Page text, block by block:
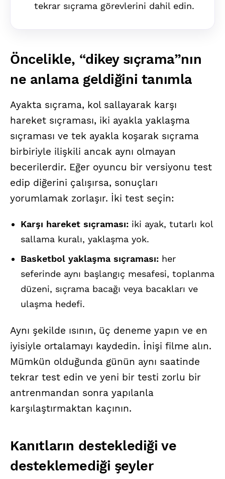
tekrar sıçrama görevlerini dahil edin.
Öncelikle, “dikey sıçrama”nın
ne anlama geldiğini tanımla
Ayakta sıçrama, kol sallayarak karşı
hareket sıçraması, iki ayakla yaklaşma
sıçraması ve tek ayakla koşarak sıçrama
birbiriyle ilişkili ancak aynı olmayan
becerilerdir. Eğer oyuncu bir versiyonu test
edip diğerini çalışırsa, sonuçları
yorumlamak zorlaşır. İki test seçin:
Karşı hareket sıçraması:iki ayak, tutarlı kol
sallama kuralı, yaklaşma yok.
Basketbol yaklaşma sıçraması:her
seferinde aynı başlangıç mesafesi, toplanma
düzeni, sıçrama bacağı veya bacakları ve
ulaşma hedefi.
Aynı şekilde ısının, üç deneme yapın ve en
iyisiyle ortalamayı kaydedin. İnişi filme alın.
Mümkün olduğunda günün aynı saatinde
tekrar test edin ve yeni bir testi zorlu bir
antrenmandan sonra yapılanla
karşılaştırmaktan kaçının.
Kanıtların desteklediği ve
desteklemediği şeyler